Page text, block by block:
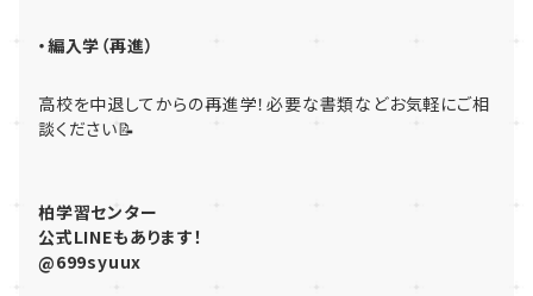
・編入学（再進）
高校を中退してからの再進学！必要な書類などお気軽にご相
談ください📝
柏学習センター
公式LINEもあります！
@699syuux